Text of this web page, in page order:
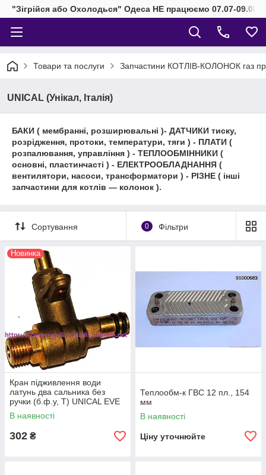
"Зігрійся або Охолодься" Одеса НЕ працюємо 07.07-
Товари та послуги Запчастини КОТЛІВ-КОЛОНОК газ
UNICAL (Унікал, Італія)
БАКИ ( мембранні, розширювальні )- ДАТЧИКИ тиску,
розрідження, протоки, температури, тяги ) - ПЛАТИ (
розпалювання, управління ) - ТЕПЛООБМІННИКИ (
основні, пластинчасті ) - ЕЛЕКТРООБЛАДНАННЯ (
вентилятори, насоси, трансформатори ) - РІЗНЕ ( інші
запчастини для котлів ― колонок ).
Сортування 0 Фільтри
Новинка
Кран підживлення води
латунь два сальника без
ручки (б.ф.у, Т) UNICAL EVE
05 CTN/ CTFS, арт.
95000681, к.з. 0404
В наявності
302 ₴
Теплообм-к ГВС 12 пл., 154
мм
В наявності
Ціну уточнюйте